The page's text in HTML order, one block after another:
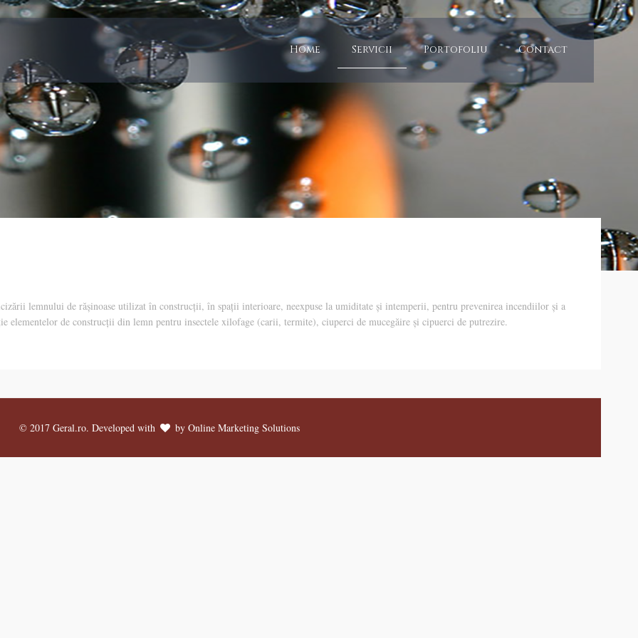
Home Servicii Portofoliu Contact
lemnului de rășinoase utilizat în construcții, în spații interioare, neexpuse la umiditate și intemperii, pentru prevenirea incendiilor și a
elementelor de construcții din lemn pentru insectele xilofage (carii, termite), ciuperci de mucegăire și cipuerci de putrezire.
© 2017 Geral.ro. Developed with by Online Marketing Solutions